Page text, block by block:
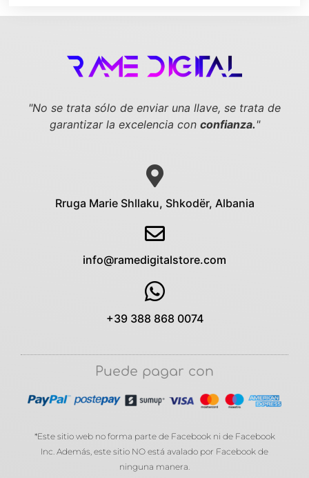
"No se trata sólo de enviar una llave, se trata de
garantizar la excelencia con confianza."
Rruga Marie Shllaku, Shkodër, Albania
info@ramedigitalstore.com
+39 388 868 0074
Puede pagar con
*Este sitio web no forma parte de Facebook ni de Facebook
Inc. Además, este sitio NO está avalado por Facebook de
ninguna manera.